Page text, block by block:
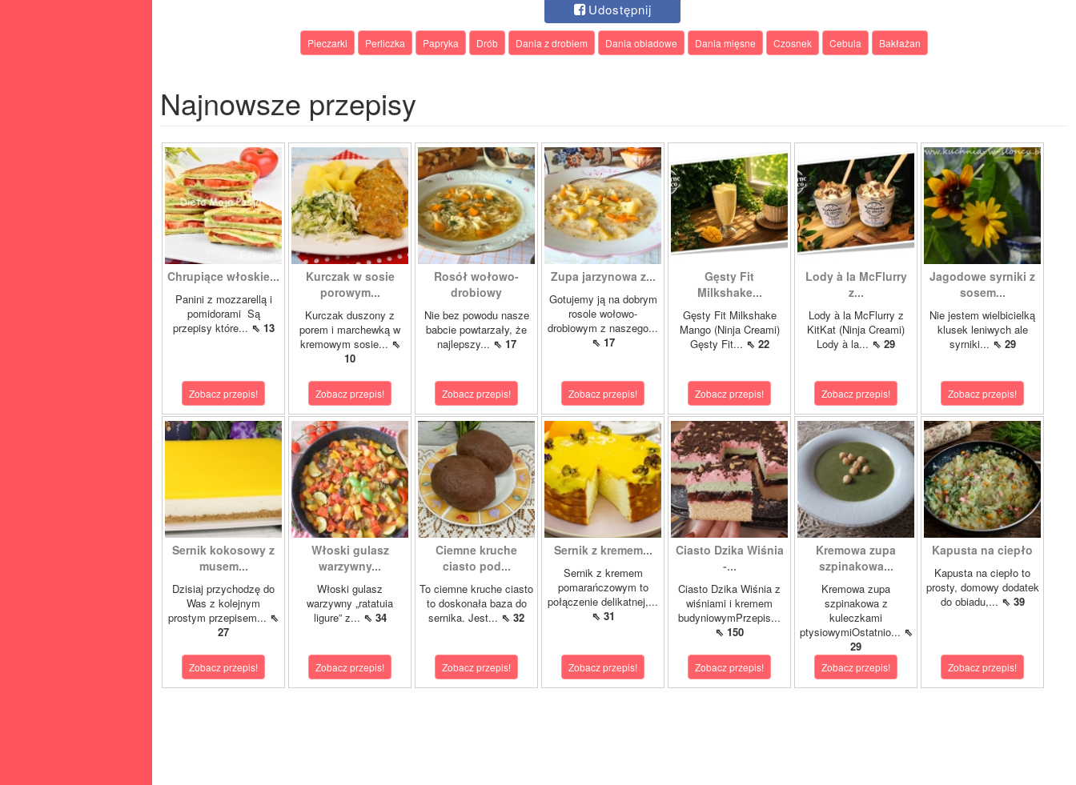
Udostępnij
Pieczarki Perliczka Papryka Drób Dania z drobiem Dania obiadowe Dania mięsne Czosnek Cebula Bakłażan
Najnowsze przepisy
Chrupiące włoskie...
Panini z mozzarellą i
pomidorami Są
przepisy które... ⇖ 13
Zobacz przepis!
Kurczak w sosie
porowym...
Kurczak duszony z
porem i marchewką w
kremowym sosie... ⇖
10
Zobacz przepis!
Rosół wołowo-
drobiowy
Nie bez powodu nasze
babcie powtarzały, że
najlepszy... ⇖ 17
Zobacz przepis!
Zupa jarzynowa z...
Gotujemy ją na dobrym
rosole wołowo-
drobiowym z naszego...
⇖ 17
Zobacz przepis!
Gęsty Fit
Milkshake...
Gęsty Fit Milkshake
Mango (Ninja Creami)
Gęsty Fit... ⇖ 22
Zobacz przepis!
Lody à la McFlurry
z...
Lody à la McFlurry z
KitKat (Ninja Creami)
Lody à la... ⇖ 29
Zobacz przepis!
Jagodowe syrniki z
sosem...
Nie jestem wielbicielką
klusek leniwych ale
syrniki... ⇖ 29
Zobacz przepis!
Sernik kokosowy z
musem...
Dzisiaj przychodzę do
Was z kolejnym
prostym przepisem... ⇖
27
Zobacz przepis!
Włoski gulasz
warzywny...
Włoski gulasz
warzywny „ratatuia
ligure” z... ⇖ 34
Zobacz przepis!
Ciemne kruche
ciasto pod...
To ciemne kruche ciasto
to doskonała baza do
sernika. Jest... ⇖ 32
Zobacz przepis!
Sernik z kremem...
Sernik z kremem
pomarańczowym to
połączenie delikatnej,...
⇖ 31
Zobacz przepis!
Ciasto Dzika Wiśnia
-...
Ciasto Dzika Wiśnia z
wiśniami i kremem
budyniowymPrzepis...
⇖ 150
Zobacz przepis!
Kremowa zupa
szpinakowa...
Kremowa zupa
szpinakowa z
kuleczkami
ptysiowymiOstatnio... ⇖
29
Zobacz przepis!
Kapusta na ciepło
Kapusta na ciepło to
prosty, domowy dodatek
do obiadu,... ⇖ 39
Zobacz przepis!